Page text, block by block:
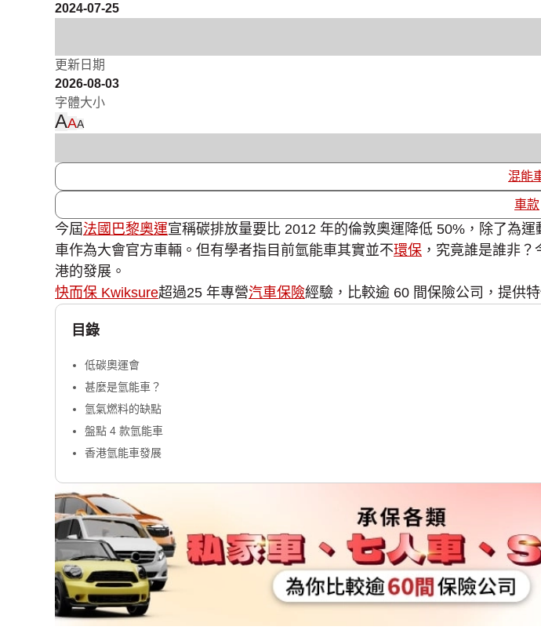
2024-07-25
更新日期
2026-08-03
字體大小
AAA
混能
車款
今屆法國巴黎奧運宣稱碳排放量要比 2012 年的倫敦奧運降低 50%，除了為
車作為大會官方車輛。但有學者指目前氫能車其實並不環保 ，究竟誰是誰非
港的發展。
快而保 Kwiksure超過25 年專營汽車保險經驗，比較逾 60 間保險公司，提供
目錄
低碳奧運會
甚麼是氫能車？
氫氣燃料的缺點
盤點 4 款氫能車
香港氫能車發展